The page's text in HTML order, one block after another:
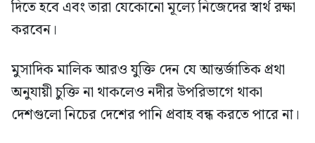
দিতে হবে এবং তারা যেকোনো মূল্যে নিজেদের স্বার্থ রক্ষা
করবেন।
মুসাদিক মালিক আরও যুক্তি দেন যে আন্তর্জাতিক প্রথা
অনুযায়ী চুক্তি না থাকলেও নদীর উপরিভাগে থাকা
দেশগুলো নিচের দেশের পানি প্রবাহ বন্ধ করতে পারে না।